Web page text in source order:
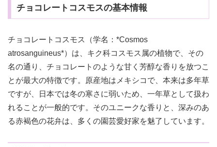
チョコレートコスモスの基本情報
チョコレートコスモス（学名：*Cosmos
atrosanguineus*）は、キク科コスモス属の植物で、その
名の通り、チョコレートのような甘く芳醇な香りを放つこ
とが最大の特徴です。原産地はメキシコで、本来は多年草
ですが、日本では冬の寒さに弱いため、一年草として扱わ
れることが一般的です。そのユニークな香りと、深みのあ
る赤褐色の花弁は、多くの園芸愛好家を魅了しています。